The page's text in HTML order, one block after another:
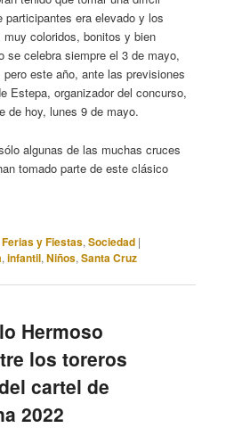
era elevado y los
coloridos, bonitos y bien
se celebra siempre el 3 de mayo,
este año, ante las previsiones
Estepa, organizador del concurso,
de hoy, lunes 9 de mayo.
algunas de las muchas cruces
tomado parte de este clásico
Ferias y Fiestas,Sociedad |
,infantil,Niños,Santa Cruz
Hermoso
los toreros
cartel de
2022